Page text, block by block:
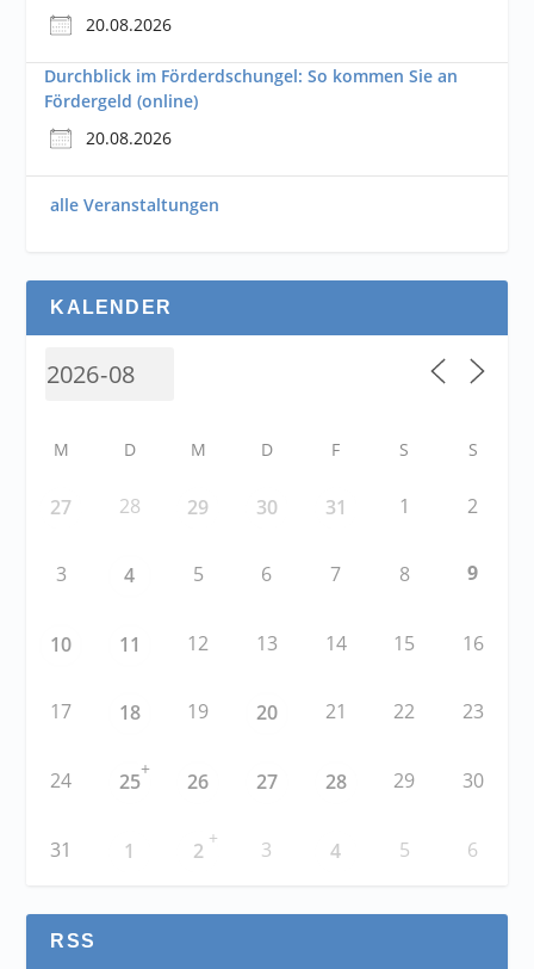
20.08.2026
Durchblick im Förderdschungel: So kommen Sie an
Fördergeld (online)
20.08.2026
alle Veranstaltungen
KALENDER
M D M D F S S
27 28 29 30 31 1 2
3 4 5 6 7 8 9
10 11 12 13 14 15 16
17 18 19 20 21 22 23
24 25
+
26 27 28 29 30
31 1 2
+ 3 4 5 6
RSS